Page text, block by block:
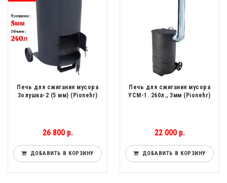
Печь для сжигания мусора
Золушка-2 (5 мм) (Pionehr)
26 800 р.
ДОБАВИТЬ В КОРЗИНУ
Печь для сжигания мусора
УСМ-1. 260л., 3мм (Pionehr)
22 000 р.
ДОБАВИТЬ В КОРЗИНУ